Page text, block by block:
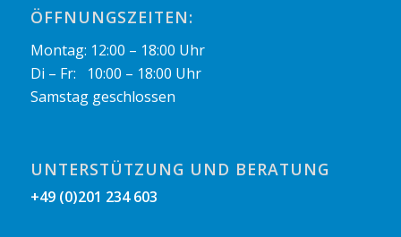
ÖFFNUNGSZEITEN:
Montag: 12:00 – 18:00 Uhr
Di – Fr: 10:00 – 18:00 Uhr
Samstag geschlossen
UNTERSTÜTZUNG UND BERATUNG
+49 (0)201 234 603